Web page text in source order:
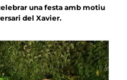
una festa amb motiu
del Xavier.